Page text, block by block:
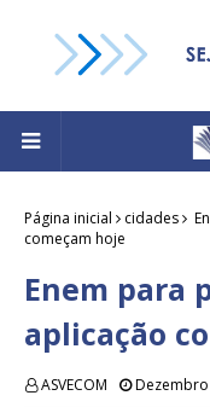
Página inicial cidades
começam hoje
Enem para
aplicação
ASVECOM